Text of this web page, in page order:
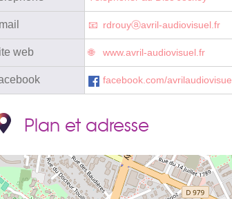
rdrouyⓐavril-audiovisuel.fr
web www.avril-audiovisuel.fr
facebook.com/avrilaudiovisuel
Plan et adresse